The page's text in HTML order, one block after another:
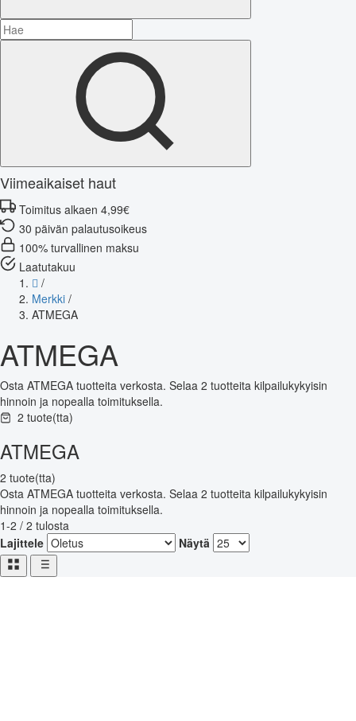
Viimeaikaiset haut
Toimitus alkaen 4,99€
30 päivän palautusoikeus
100% turvallinen maksu
Laatutakuu
/
Merkki /
ATMEGA
ATMEGA
Osta ATMEGA tuotteita verkosta. Selaa 2 tuotteita kilpailukykyisin
hinnoin ja nopealla toimituksella.
2 tuote(tta)
ATMEGA
2 tuote(tta)
Osta ATMEGA tuotteita verkosta. Selaa 2 tuotteita kilpailukykyisin
hinnoin ja nopealla toimituksella.
1-2 / 2 tulosta
Lajittele
Näytä